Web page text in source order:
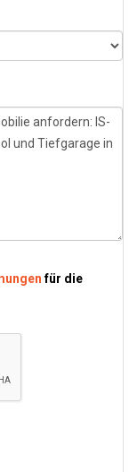
für die